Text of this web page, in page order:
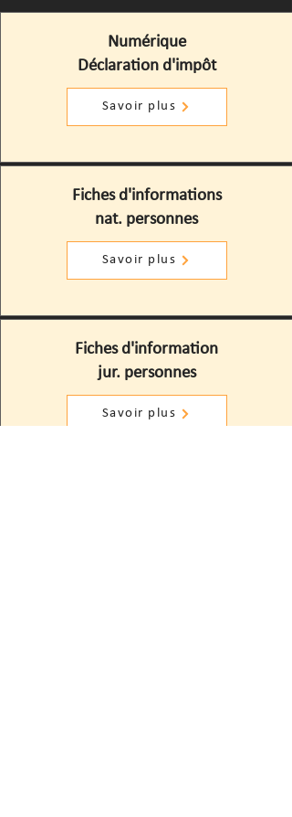
Numérique
Déclaration d'impôt
Savoir plus
Fiches d'informations
nat. personnes
Savoir plus
Fiches d'information
jur. personnes
Savoir plus